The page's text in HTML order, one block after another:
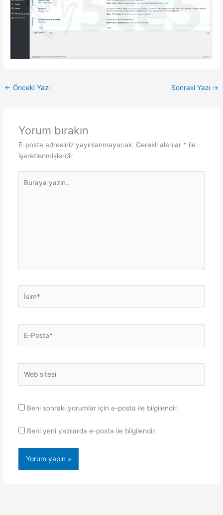
← Önceki Yazı Sonraki Yazı →
Yorum bırakın
E-posta adresiniz yayınlanmayacak. Gerekli alanlar * ile
işaretlenmişlerdir
yazın..
Posta*
sitesi
Beni sonraki yorumlar için e-posta ile bilgilendir.
Beni yeni yazılarda e-posta ile bilgilendir.